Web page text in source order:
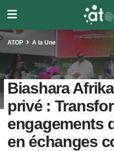
ATOP A la Une
Biashara
privé :
engagements
en échanges